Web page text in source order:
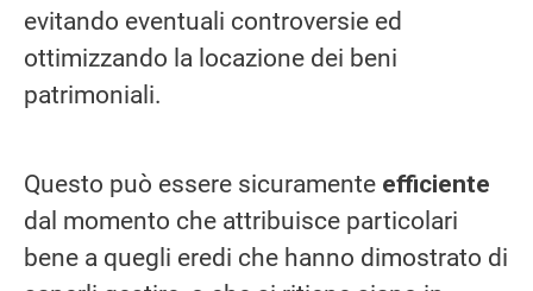
evitando eventuali controversie ed
ottimizzando la locazione dei beni
patrimoniali.
Questo può essere sicuramente efficiente
dal momento che attribuisce particolari
bene a quegli eredi che hanno dimostrato di